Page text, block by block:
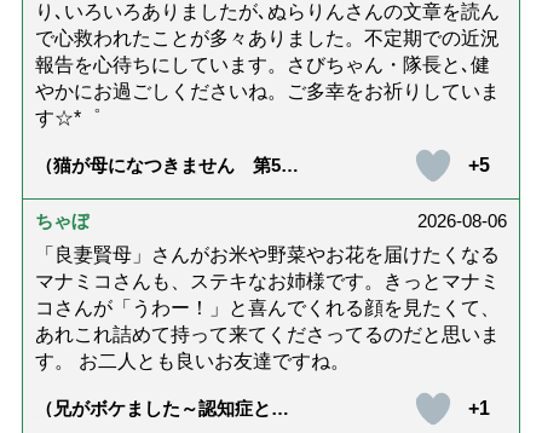
り､いろいろありましたが､ぬらりんさんの文章を読ん
で心救われたことが多々ありました。不定期での近況
報告を心待ちにしています。さびちゃん・隊長と､健
やかにお過ごしくださいね。ご多幸をお祈りしていま
す☆*゜
（猫が母になつきません 第500
+5
ちゃぼ
2026-08-06
「良妻賢母」さんがお米や野菜やお花を届けたくなる
マナミコさんも、ステキなお姉様です。きっとマナミ
コさんが「うわー！」と喜んでくれる顔を見たくて、
あれこれ詰めて持って来てくださってるのだと思いま
す。 お二人とも良いお友達ですね。
（兄がボケました～認知症と介
+1